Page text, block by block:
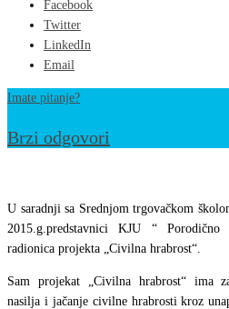
Facebook
Twitter
LinkedIn
Email
Imate pitanje?
Brzi odgovori
projekta
„Civilna
hrabrost“
U saradnji sa Srednjom trgovačkom
2015.g.predstavnici KJU “
radionica projekta „Civilna hrabrost“.
Sam projekat „Civilna hrabrost“ ima
nasilja i jačanje civilne hrabrosti kroz